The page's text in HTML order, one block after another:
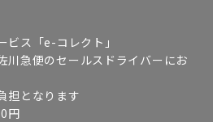
ビス「e-コレクト」
川急便のセールスドライバーにお
担となります
円